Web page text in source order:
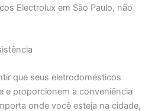
Electrolux em São Paulo, não
que seus eletrodomésticos
e proporcionem a conveniência
onde você esteja na cidade,